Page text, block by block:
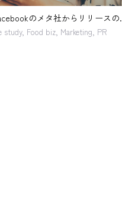
ケは単純 だけど 奥深い。お